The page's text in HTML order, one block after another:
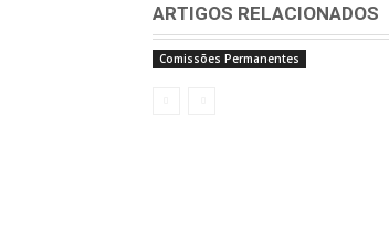
ARTIGOS RELACIONADOS
Comissões Permanentes